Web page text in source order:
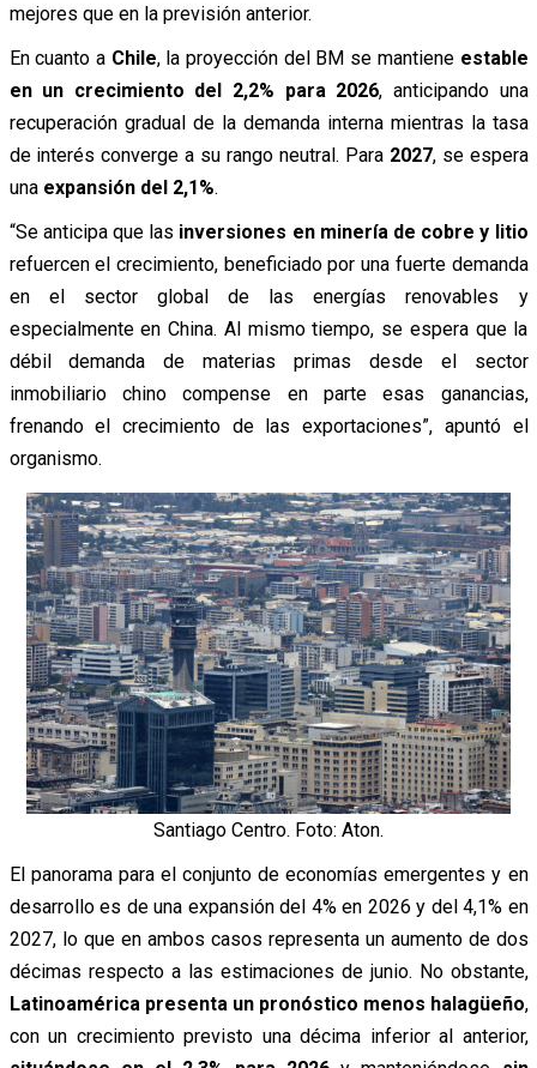
mejores que en la previsión anterior.
En cuanto aChile, la proyección del BM se mantiene estable
en un crecimiento del 2,2% para 2026, anticipando una
recuperación gradual de la demanda interna mientras la tasa
de interés converge a su rango neutral. Para 2027, se espera
una expansión del 2,1%.
“Se anticipa que las inversiones en minería de cobre y litio
refuercen el crecimiento, beneficiado por una fuerte demanda
en el sector global de las energías renovables y
especialmente en China. Al mismo tiempo, se espera que la
débil demanda de materias primas desde el sector
inmobiliario chino compense en parte esas ganancias,
frenando el crecimiento de las exportaciones”, apuntó el
organismo.
Santiago Centro. Foto: Aton.
El panorama para el conjunto de economías emergentes y en
desarrollo es de una expansión del 4% en 2026 y del 4,1% en
2027, lo que en ambos casos representa un aumento de dos
décimas respecto a las estimaciones de junio. No obstante,
Latinoamérica presenta un pronóstico menos halagüeño,
con un crecimiento previsto una décima inferior al anterior,